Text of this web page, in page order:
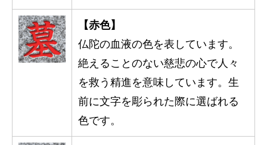
【赤色】
仏陀の血液の色を表しています。
絶えることのない慈悲の心で人々
を救う精進を意味しています。生
前に文字を彫られた際に選ばれる
色です。